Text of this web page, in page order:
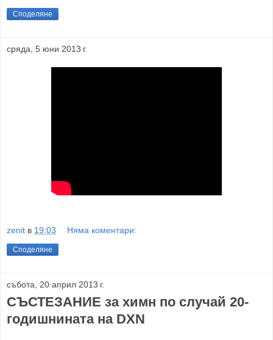
Споделяне
сряда, 5 юни 2013 г.
zenit в 19:03 Няма коментари:
Споделяне
събота, 20 април 2013 г.
СЪСТЕЗАНИЕ за химн по случай 20-
годишнината на DXN